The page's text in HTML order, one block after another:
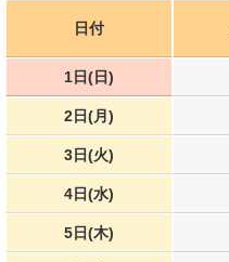
日付
1日(日)
2日(月)
3日(火)
4日(水)
5日(木)